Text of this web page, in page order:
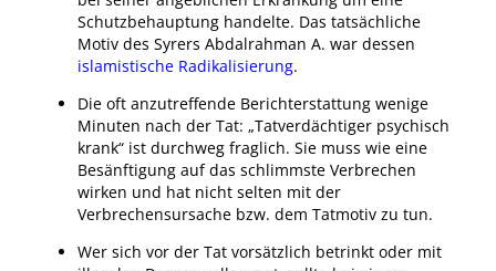
Schutzbehauptung handelte. Das tatsächliche
Motiv des Syrers Abdalrahman A. war dessen
islamistische Radikalisierung.
Die oft anzutreffende Berichterstattung wenige
Minuten nach der Tat: „Tatverdächtiger psychisch
krank“ ist durchweg fraglich. Sie muss wie eine
Besänftigung auf das schlimmste Verbrechen
wirken und hat nicht selten mit der
Verbrechensursache bzw. dem Tatmotiv zu tun.
Wer sich vor der Tat vorsätzlich betrinkt oder mit